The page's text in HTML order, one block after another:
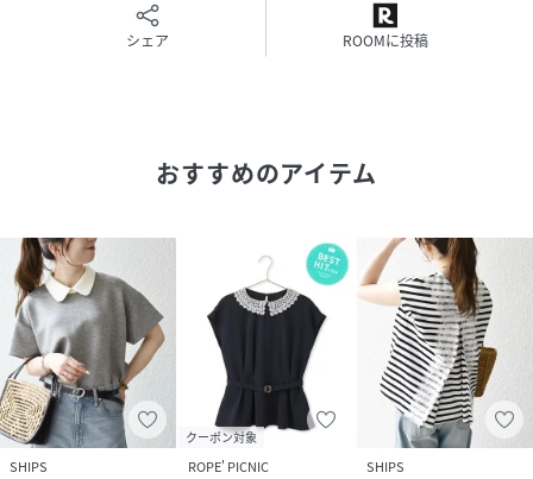
▼長袖タイプもございます。
・品番：722-06-0034
※汗や雨等の水分や摩擦により、他の衣類に色移りする場合
い。
※着用、洗濯時のスレで表面が毛羽立ち白っぽくなる場合が
ありますのでご注意ください。
※濡れたまま放置すると、他のものへの色移りや、色泣きす
る場合がありますのでご注意ください。
※着用の際は、バッグやアクセサリー、表面の粗い物等への
引っ掛かりに十分にご注意ください。
※屋外での撮影画像は、光の当たり具合で色味が多少異なっ
て見える場合があります。商品の色味は、スタジオでの詳細
シェア ROOMに投稿
おすすめのアイテム
SHIPS
クーポン対象
ROPE' PICNIC
SHIPS